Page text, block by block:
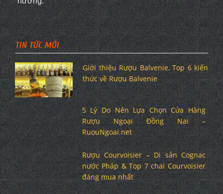
TIN TỨC MỚI
Giới thiệu Rượu Balvenie, Top 6 kiến
thức về Rượu Balvenie
5 Lý Do Nên Lựa Chọn Cửa Hàng
Rượu Ngoại Đồng Nai –
RuouNgoai.net
Rượu Courvoisier – Di sản Cognac
nước Pháp & Top 7 chai Courvoisier
đáng mua nhất